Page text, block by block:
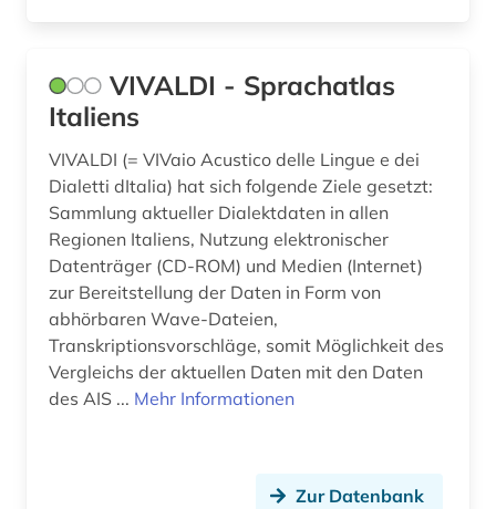
VIVALDI - Sprachatlas
Italiens
VIVALDI (= VIVaio Acustico delle Lingue e dei
Dialetti dItalia) hat sich folgende Ziele gesetzt:
Sammlung aktueller Dialektdaten in allen
Regionen Italiens, Nutzung elektronischer
Datenträger (CD-ROM) und Medien (Internet)
zur Bereitstellung der Daten in Form von
abhörbaren Wave-Dateien,
Transkriptionsvorschläge, somit Möglichkeit des
Vergleichs der aktuellen Daten mit den Daten
des AIS ... Mehr Informationen
Zur Datenbank